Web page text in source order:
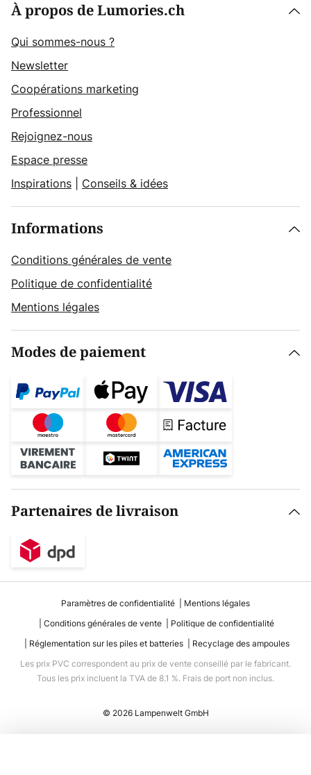
À propos de Lumories.ch
Qui sommes-nous ?
Newsletter
Coopérations marketing
Professionnel
Rejoignez-nous
Espace presse
Inspirations
Conseils & idées
Informations
Conditions générales de vente
Politique de confidentialité
Mentions légales
Modes de paiement
Partenaires de livraison
Paramètres de confidentialité
Mentions légales
Conditions générales de vente
Politique de confidentialité
Réglementation sur les piles et batteries
Recyclage des ampoules
Les prix PVC correspondent au prix de vente conseillé par le fabricant.
Tous les prix incluent la TVA de 8.1 %. Frais de port non inclus.
© 2026 Lampenwelt GmbH